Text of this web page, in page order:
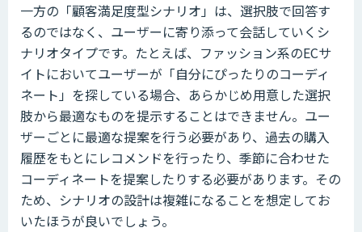
一方の「顧客満足度型シナリオ」は、選択肢で回答す
るのではなく、ユーザーに寄り添って会話していくシ
ナリオタイプです。たとえば、ファッション系のECサ
イトにおいてユーザーが「自分にぴったりのコーディ
ネート」を探している場合、あらかじめ用意した選択
肢から最適なものを提示することはできません。ユー
ザーごとに最適な提案を行う必要があり、過去の購入
履歴をもとにレコメンドを行ったり、季節に合わせた
コーディネートを提案したりする必要があります。その
ため、シナリオの設計は複雑になることを想定してお
いたほうが良いでしょう。